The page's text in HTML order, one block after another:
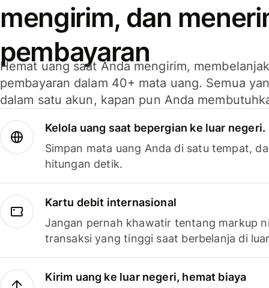
mengirim, dan
pembayaran
Hemat uang saat Anda mengirim,
pembayaran dalam 40+ mata uang. Semua
dalam satu akun, kapan pun Anda
Kelola uang saat bepergian ke luar negeri.
Simpan mata uang Anda di satu tempat,
hitungan detik.
Kartu debit internasional
Jangan pernah khawatir tentang markup
transaksi yang tinggi saat berbelanja di
Kirim uang ke luar negeri, hemat biaya